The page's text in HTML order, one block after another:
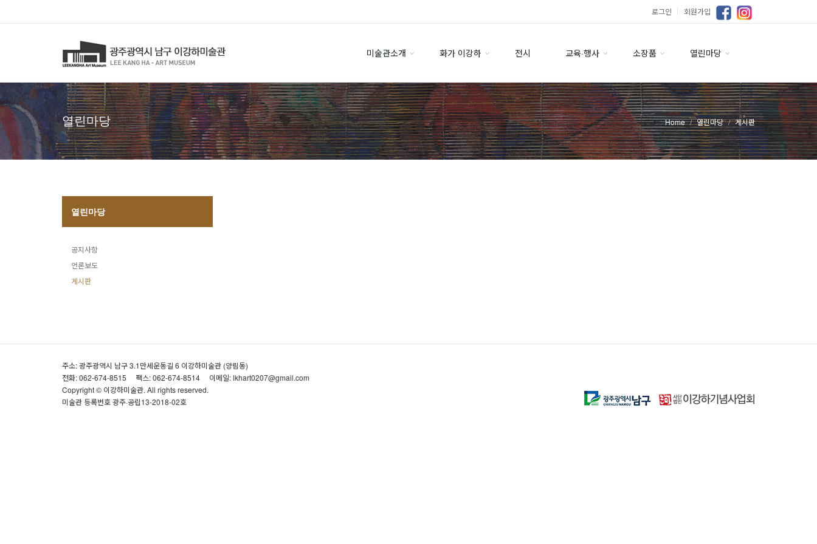
로그인 ｜ 회원가입
미술관소개 화가 이강하 전시 교육·행사 소장품 열린마당
열린마당 Home 열린마당 게시판
열린마당
공지사항
언론보도
게시판
주소: 광주광역시 남구 3.1만세운동길 6 이강하미술관 (양림동)
전화: 062-674-8515
팩스: 062-674-8514
이메일: lkhart0207@gmail.com
Copyright © 이강하미술관. All rights reserved.
미술관 등록번호 광주·공립13-2018-02호